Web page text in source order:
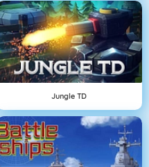
Jungle TD